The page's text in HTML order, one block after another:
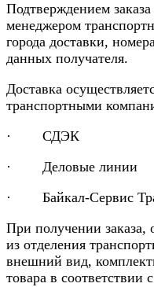
Подтверждением заказа
менеджером
города доставки,
данных получателя.
Доставка
транспортными
· СДЭК
· Деловые линии
· Байкал-Сервис
При получении заказа,
из отделения
внешний вид,
товара в соответствии